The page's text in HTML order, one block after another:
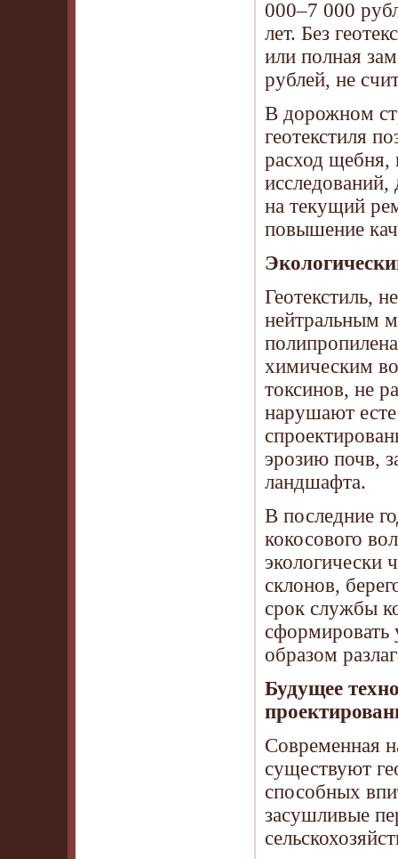
000–7 000
лет. Без
или полная
рублей, не
В дорожном
геотекстиля
расход щебня,
исследований,
на текущий
повышение
Геотекстиль,
нейтральным
химическим
токсинов, не
нарушают
эрозию почв,
ландшафта.
В последние
кокосового
экологически
склонов,
срок службы
сформировать
образом
Будущее
Современная
существуют
способных
засушливые